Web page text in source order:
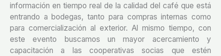
información en tiempo real de la calidad del café que está
entrando a bodegas, tanto para compras internas como
para comercialización al exterior. Al mismo tiempo, con
este evento buscamos un mayor acercamiento y
capacitación a las cooperativas socias que estén